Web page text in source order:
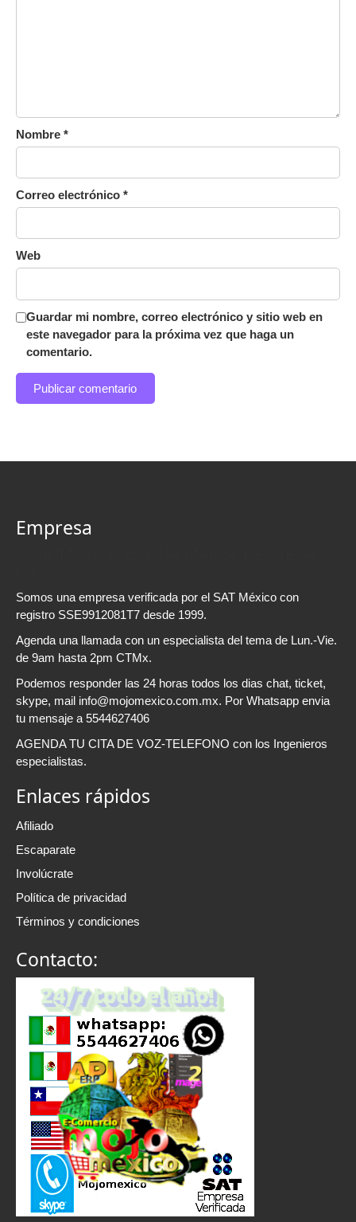
Nombre *
Correo electrónico *
Web
Guardar mi nombre, correo electrónico y sitio web en
este navegador para la próxima vez que haga un
comentario.
Empresa
Somos una empresa verificada por el SAT México con
registro SSE9912081T7 desde 1999.
Agenda una llamada con un especialista del tema de Lun.-Vie.
de 9am hasta 2pm CTMx.
Podemos responder las 24 horas todos los dias chat, ticket,
skype, mail info@mojomexico.com.mx. Por Whatsapp envia
tu mensaje a 5544627406
AGENDA TU CITA DE VOZ-TELEFONO con los Ingenieros
especialistas.
Enlaces rápidos
Afiliado
Escaparate
Involúcrate
Política de privacidad
Términos y condiciones
Contacto: